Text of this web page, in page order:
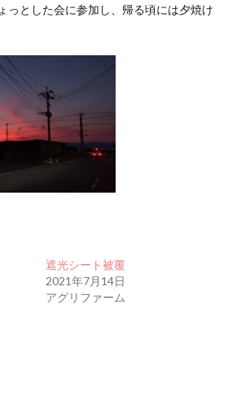
っとした会に参加し、帰る頃には夕焼け
遮光シート被覆
2021年7月14日
アグリファーム